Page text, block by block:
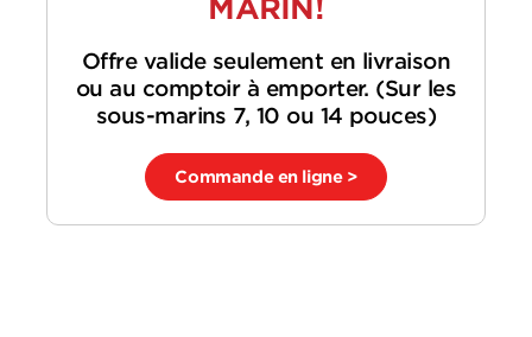
MARIN!
Offre valide seulement en livraison
ou au comptoir à emporter. (Sur les
sous-marins 7, 10 ou 14 pouces)
Commande en ligne >